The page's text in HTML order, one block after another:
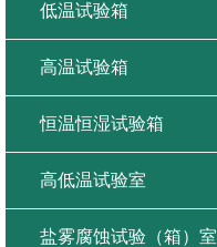
低温试验箱
高温试验箱
恒温恒湿试验箱
高低温试验室
盐雾腐蚀试验（箱）室